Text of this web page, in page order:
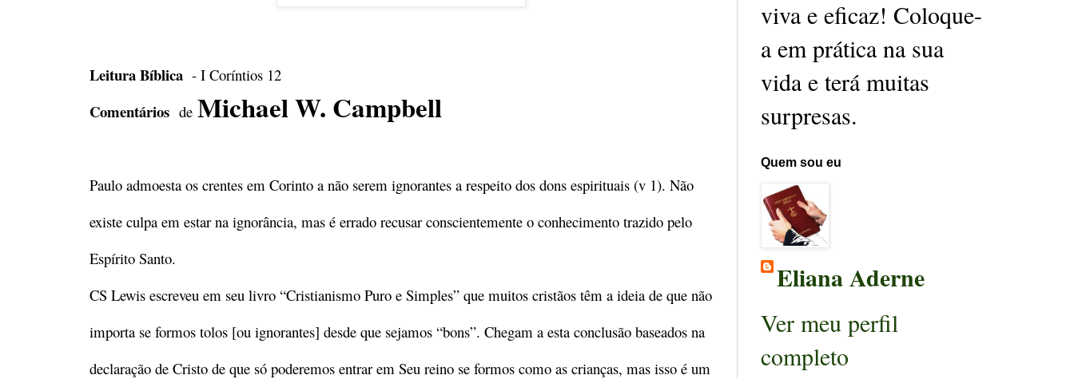
Leitura Bíblica - I Coríntios 12
Comentários de Michael W. Campbell
Paulo admoesta os crentes em Corinto a não serem ignorantes a respeito dos dons espirituais (v 1). Não
existe culpa em estar na ignorância, mas é errado recusar conscientemente o conhecimento trazido pelo
Espírito Santo.
CS Lewis escreveu em seu livro “Cristianismo Puro e Simples” que muitos cristãos têm a ideia de que não
importa se formos tolos [ou ignorantes] desde que sejamos “bons”. Chegam a esta conclusão baseados na
declaração de Cristo de que só poderemos entrar em Seu reino se formos como as crianças, mas isso é um
viva e eficaz! Coloque-
a em prática na sua
vida e terá muitas
surpresas.
Quem sou eu
Eliana Aderne
Ver meu perfil
completo